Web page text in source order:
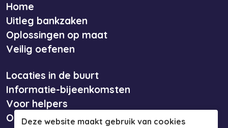
Home
Uitleg bankzaken
Oplossingen op maat
Veilig oefenen
Locaties in de buurt
Informatie-bijeenkomsten
Voor helpers
Over ons
Deze website maakt gebruik van cookies